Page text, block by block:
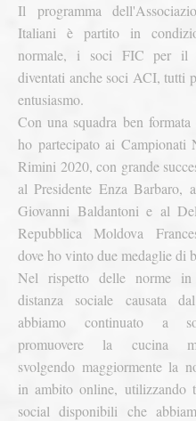
Il programma
Italiani è partito in
normale, i soci FIC per il
diventati anche soci ACI, tutti
entusiasmo.
Con una squadra ben formata
ho partecipato ai Campionati
Rimini 2020, con grande
al Presidente Enza Barbaro,
Giovanni Baldantoni e al
Repubblica Moldova
dove ho vinto due medaglie di
Nel rispetto delle norme
distanza sociale causata
abbiamo continuato a
promuovere la cucina
svolgendo maggiormente la
in ambito online, utilizzando
social disponibili che